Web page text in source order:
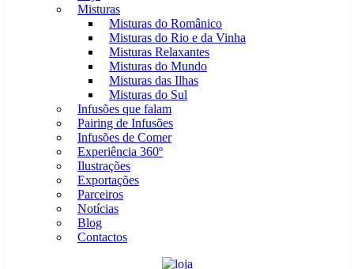
Misturas
Misturas do Românico
Misturas do Rio e da Vinha
Misturas Relaxantes
Misturas do Mundo
Misturas das Ilhas
Misturas do Sul
Infusões que falam
Pairing de Infusões
Infusões de Comer
Experiência 360º
Ilustrações
Exportações
Parceiros
Notícias
Blog
Contactos